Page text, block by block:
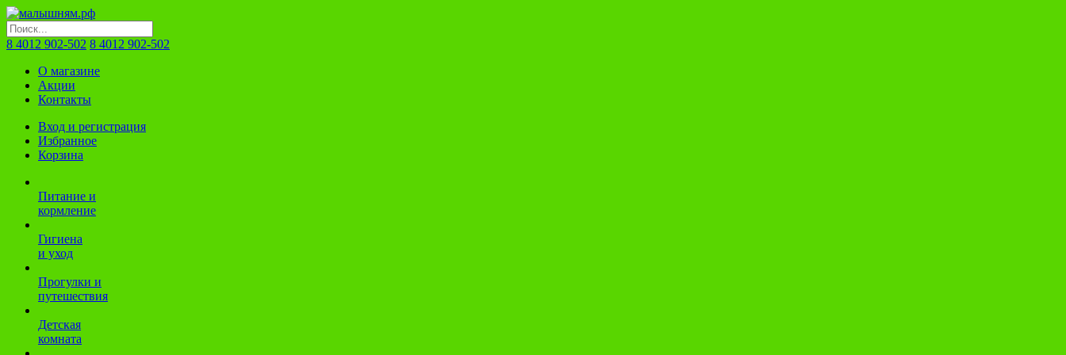
8 4012 902-502 8 4012 902-502
О магазине
Акции
Контакты
Вход и регистрация
Избранное
Корзина
Питание и
кормление
Гигиена
и уход
Прогулки и
путешествия
Детская
комната